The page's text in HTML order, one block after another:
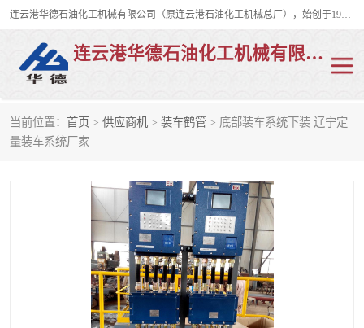
连云港华德石油化工机械有限公司（原连云港石油化工机械总厂），始创于1982年，是从事码头船用流体装卸臂、陆用流体装卸臂（鹤管）、活动梯、钢构平台、定量装车系统等全系列流体装卸设备的设计、制造、销售以及服务的专业供应商。
连云港华德石油化工机械有限公司
当前位置： 首页 > 供应商机 > 装车鹤管 > 底部装车系统下装 辽宁定
量装车系统厂家
陆用流体装卸臂
液氯鹤管
活动梯
卸车鹤管
输油臂